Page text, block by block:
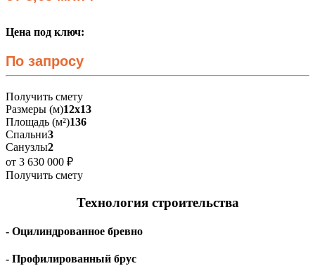
Цена под ключ:
По запросу
Получить смету
Размеры (м)12х13
Площадь (м²)136
Спальни3
Санузлы2
от 3 630 000 ₽
Получить смету
Технология строительства
- Оцилиндрованное бревно
- Профилированный брус